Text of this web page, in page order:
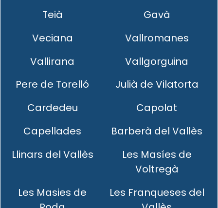
Teià
Gavà
Veciana
Vallromanes
Vallirana
Vallgorguina
Pere de Torelló
Julià de Vilatorta
Cardedeu
Capolat
Capellades
Barberà del Vallès
Llinars del Vallès
Les Masíes de
Voltregà
Les Masies de
Les Franqueses del